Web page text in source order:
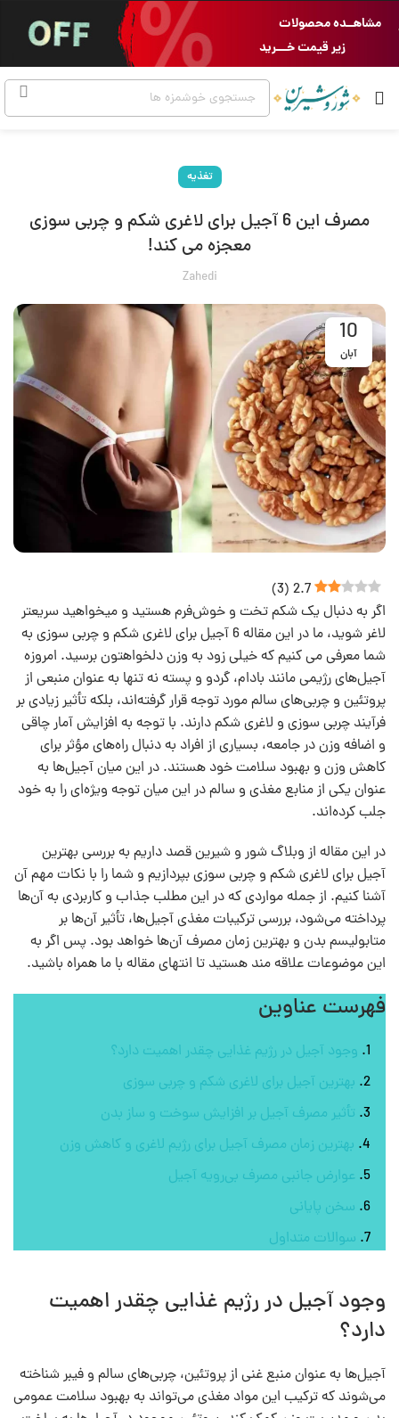
مشاهــده محصولات
زیر قیمت خـــرید
تغذیه
مصرف این 6 آجیل برای لاغری شکم و چربی سوزی
معجزه می کند!
Zahedi
10
آبان
2.7
(
3
)
اگر به دنبال یک شکم تخت و خوش‌فرم هستید و میخواهید سریعتر
لاغر شوید، ما در این مقاله 6 آجیل برای لاغری شکم و چربی سوزی به
شما معرفی می کنیم که خیلی زود به وزن دلخواهتون برسید. امروزه
آجیل‌های رژیمی مانند بادام، گردو و پسته نه تنها به عنوان منبعی از
پروتئین و چربی‌های سالم مورد توجه قرار گرفته‌اند، بلکه تأثیر زیادی بر
فرآیند چربی سوزی و لاغری شکم دارند. با توجه به افزایش آمار چاقی
و اضافه وزن در جامعه، بسیاری از افراد به دنبال راه‌های مؤثر برای
کاهش وزن و بهبود سلامت خود هستند. در این میان آجیل‌ها به
عنوان یکی از منابع مغذی و سالم در این میان توجه ویژه‌ای را به خود
جلب کرده‌اند.
در این مقاله از وبلاگ شور و شیرین قصد داریم به بررسی بهترین
آجیل برای لاغری شکم و چربی سوزی بپردازیم و شما را با نکات مهم آن
آشنا کنیم. از جمله مواردی که در این مطلب جذاب و کاربردی به آن‌ها
پرداخته می‌شود، بررسی ترکیبات مغذی آجیل‌ها، تأثیر آن‌ها بر
متابولیسم بدن و بهترین زمان مصرف آن‌ها خواهد بود. پس اگر به
این موضوعات علاقه مند هستید تا انتهای مقاله با ما همراه باشید.
فهرست عناوین
وجود آجیل در رژیم غذایی چقدر اهمیت دارد؟
بهترین آجیل برای لاغری شکم و چربی سوزی
تأثیر مصرف آجیل بر افزایش سوخت و ساز بدن
بهترین زمان مصرف آجیل برای رژیم لاغری و کاهش وزن
عوارض جانبی مصرف بی‌رویه آجیل
سخن پایانی
سوالات متداول
وجود آجیل در رژیم غذایی چقدر اهمیت
دارد؟
آجیل‌ها به عنوان منبع غنی از پروتئین، چربی‌های سالم و فیبر شناخته
می‌شوند که ترکیب این مواد مغذی می‌تواند به بهبود سلامت عمومی